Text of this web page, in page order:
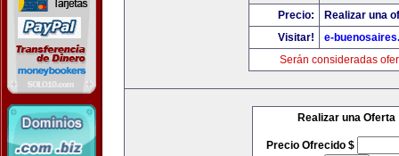
Precio:
Realizar una
Visitar!
e-
Serán consideradas
Realizar una Oferta
Precio Ofrecido $